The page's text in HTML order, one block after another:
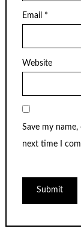
Email *
Website
Save my
next time I